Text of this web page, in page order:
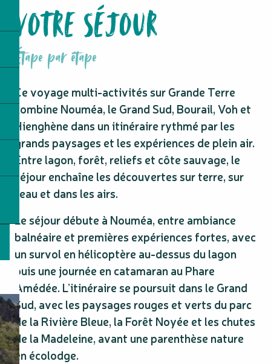
Détails du prix
Dates de voyage
Villes de départ
VOTRE SÉJOUR
Étape par étape
Ce voyage multi-activités sur Grande Terre
combine Nouméa, le Grand Sud, Bourail, Voh et
Hienghène dans un itinéraire rythmé par les
grands paysages et les expériences de plein air.
Entre lagon, forêt, reliefs et côte sauvage, le
séjour enchaîne les découvertes sur terre, sur
l’eau et dans les airs.
Le séjour débute à Nouméa, entre ambiance
balnéaire et premières expériences fortes, avec
un survol en hélicoptère au-dessus du lagon
puis une journée en catamaran au Phare
Amédée. L’itinéraire se poursuit dans le Grand
Sud, avec les paysages rouges et verts du parc
de la Rivière Bleue, la Forêt Noyée et les chutes
de la Madeleine, avant une parenthèse nature
en écolodge.